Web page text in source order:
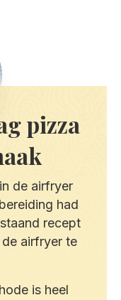
pizza
de airfryer
had
recept
airfryer te
is heel